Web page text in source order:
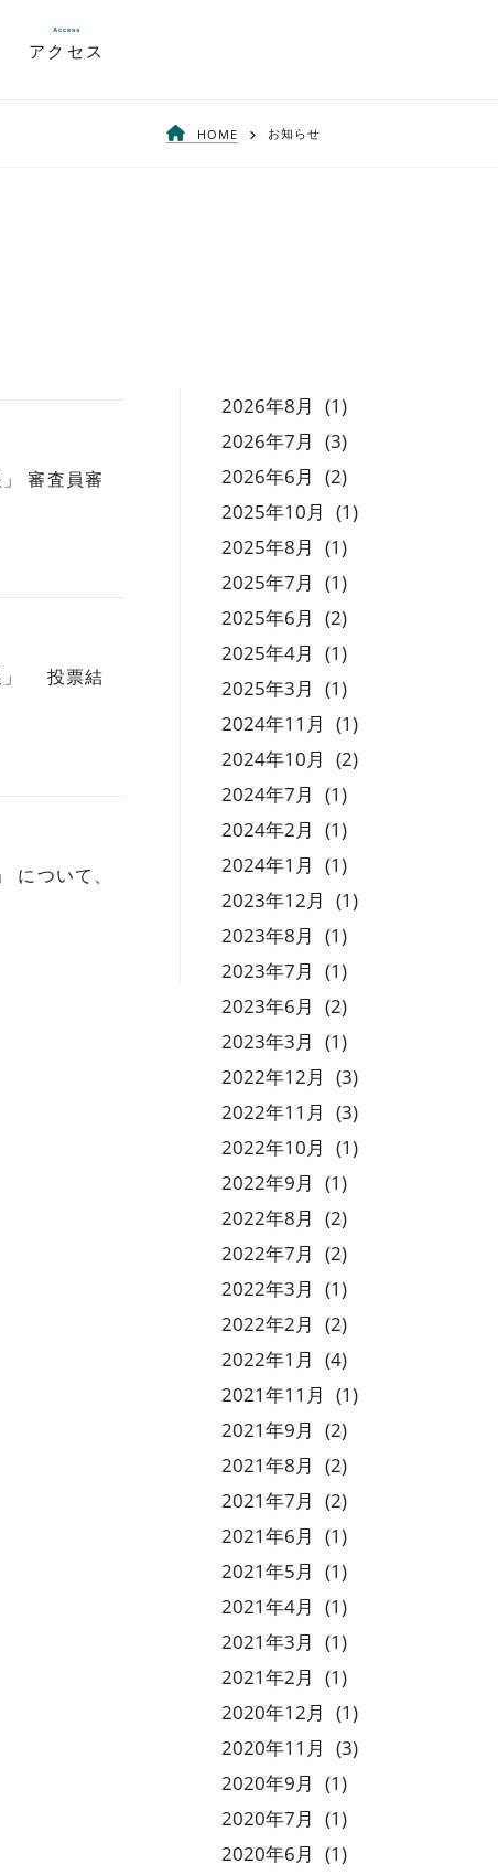
Access
アクセス
HOME お知らせ
審査員審
」 投票結
ついて、
2026 8
1
2026
7
3
2026
6
2
2025
10
1
2025
8
1
2025
7
1
2025
6
2
2025
4
1
2025
3
1
2024
11
1
2024
10
2
2024
7
1
2024
2
1
2024
1
1
2023
12
1
2023
8
1
2023
7
1
2023
6
2
2023
3
1
2022
12
3
2022
11
3
2022
10
1
2022
9
1
2022
8
2
2022
7
2
2022
3
1
2022
2
2
2022
1
4
2021
11
1
2021
9
2
2021
8
2
2021
7
2
2021
6
1
2021
5
1
2021
4
1
2021
3
1
2021
2
1
2020
12
1
2020
11
3
2020
9
1
2020
7
1
2020
6
1